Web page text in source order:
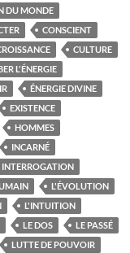
DU MONDE
CONSCIENT
CULTURE
L'ÉNERGIE
ÉNERGIE DIVINE
EXISTENCE
HOMMES
INCARNÉ
INTERROGATION
L'ÉVOLUTION
L'INTUITION
LE DOS
LE PASSÉ
LUTTE DE POUVOIR